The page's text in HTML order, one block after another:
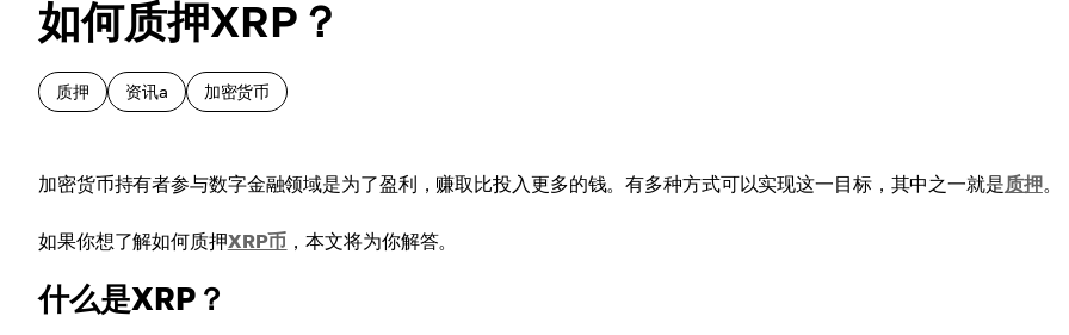
如何质押XRP？
质押 资讯a 加密货币
加密货币持有者参与数字金融领域是为了盈利，赚取比投入更多的钱。有多种方式可以实现这一目标，其中之一就是质押。
如果你想了解如何质押XRP币 ，本文将为你解答。
什么是XRP？